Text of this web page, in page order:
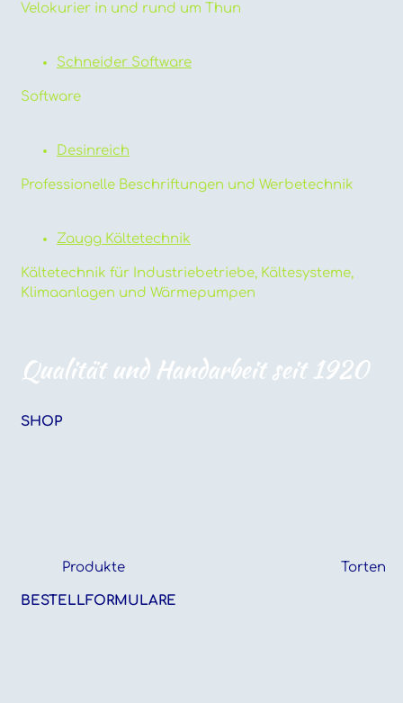
Velokurier in und rund um Thun
Schneider Software
Software
Desinreich
Professionelle Beschriftungen und Werbetechnik
Zaugg Kältetechnik
Kältetechnik für Industriebetriebe, Kältesysteme,
Klimaanlagen und Wärmepumpen
Qualität und Handarbeit seit 1920
SHOP
Produkte Torten
BESTELLFORMULARE